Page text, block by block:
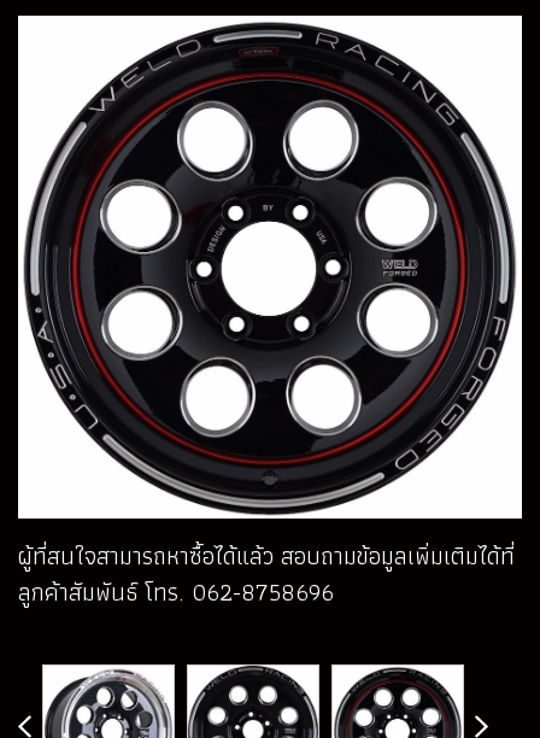
ผู้ที่สนใจสามารถหาซื้อได้แล้ว สอบถามข้อมูลเพิ่มเติมได้ที่
ลูกค้าสัมพันธ์ โทร. 062-8758696